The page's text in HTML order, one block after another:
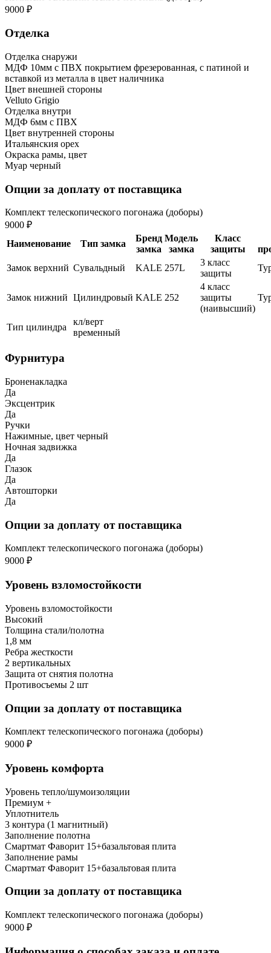
9000 ₽
Отделка
Отделка снаружи
МДФ 10мм с ПВХ покрытием фрезерованная, с патиной и
вставкой из металла в цвет наличника
Цвет внешней стороны
Velluto Grigio
Отделка внутри
МДФ 6мм с ПВХ
Цвет внутренней стороны
Итальянския орех
Окраска рамы, цвет
Муар черный
Опции за доплату от поставщика
Комплект телескопического погонажа (доборы)
9000 ₽
Наименование
Тип замка
Бренд
замка
Модель
замка
Класс
защиты
Замок верхний Сувальдный KALE 257L
3 класс
защиты
Замок нижний Цилиндровый KALE 252
4 класс
защиты
(наивысший)
Тип цилиндра
кл/верт
временный
Фурнитура
Броненакладка
Да
Эксцентрик
Да
Ручки
Нажимные, цвет черный
Ночная задвижка
Да
Глазок
Да
Автошторки
Да
Опции за доплату от поставщика
Комплект телескопического погонажа (доборы)
9000 ₽
Уровень взломостойкости
Уровень взломостойкости
Высокий
Толщина стали/полотна
1,8 мм
Ребра жесткости
2 вертикальных
Защита от снятия полотна
Противосъемы 2 шт
Опции за доплату от поставщика
Комплект телескопического погонажа (доборы)
9000 ₽
Уровень комфорта
Уровень тепло/шумоизоляции
Премиум +
Уплотнитель
3 контура (1 магнитный)
Заполнение полотна
Смартмат Фаворит 15+базальтовая плита
Заполнение рамы
Смартмат Фаворит 15+базальтовая плита
Опции за доплату от поставщика
Комплект телескопического погонажа (доборы)
9000 ₽